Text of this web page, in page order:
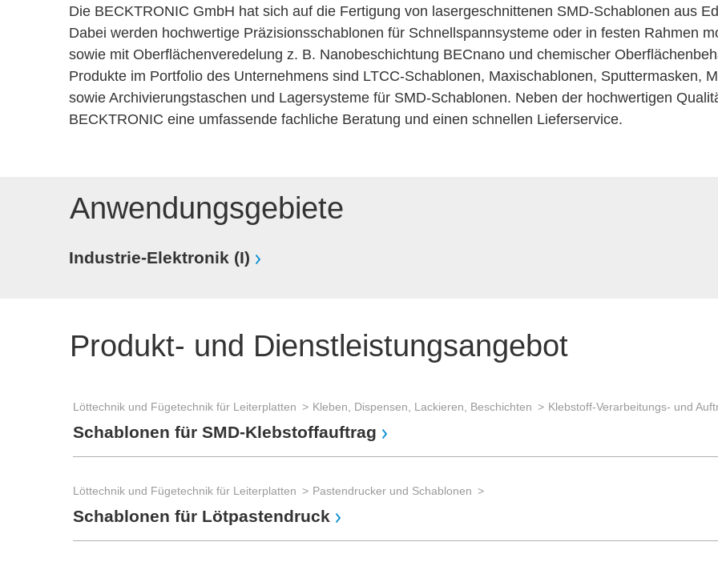
Die BECKTRONIC GmbH hat sich auf die Fertigung von lasergeschnittenen SMD-Schablonen aus
Dabei werden hochwertige Präzisionsschablonen für Schnellspannsysteme oder in festen Rahmen
sowie mit Oberflächenveredelung z. B. Nanobeschichtung BECnano und chemischer
Produkte im Portfolio des Unternehmens sind LTCC-Schablonen, Maxischablonen, Sputtermasken,
sowie Archivierungstaschen und Lagersysteme für SMD-Schablonen. Neben der hochwertigen
BECKTRONIC eine umfassende fachliche Beratung und einen schnellen Lieferservice.
Anwendungsgebiete
Industrie-Elektronik (I)
Produkt- und Dienstleistungsangebot
Löttechnik und Fügetechnik für Leiterplatten Kleben, Dispensen, Lackieren, Beschichten
Schablonen für SMD-Klebstoffauftrag
Löttechnik und Fügetechnik für Leiterplatten Pastendrucker und Schablonen
Schablonen für Lötpastendruck